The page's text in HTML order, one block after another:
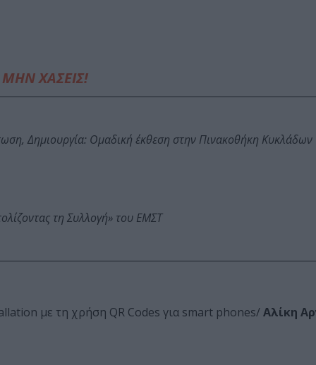
ΜΗΝ ΧΑΣΕΙΣ!
Δημιουργία: Ομαδική έκθεση στην Πινακοθήκη Κυκλάδων
τη Συλλογή» του ΕΜΣΤ
με τη χρήση QR Codes για smart phones/Αλίκη